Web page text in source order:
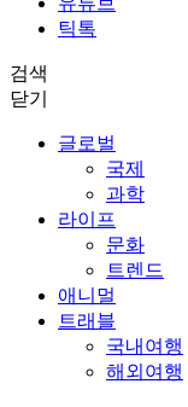
틱톡
검색
닫기
글로벌
국제
과학
라이프
문화
트렌드
애니멀
트래블
국내여행
해외여행